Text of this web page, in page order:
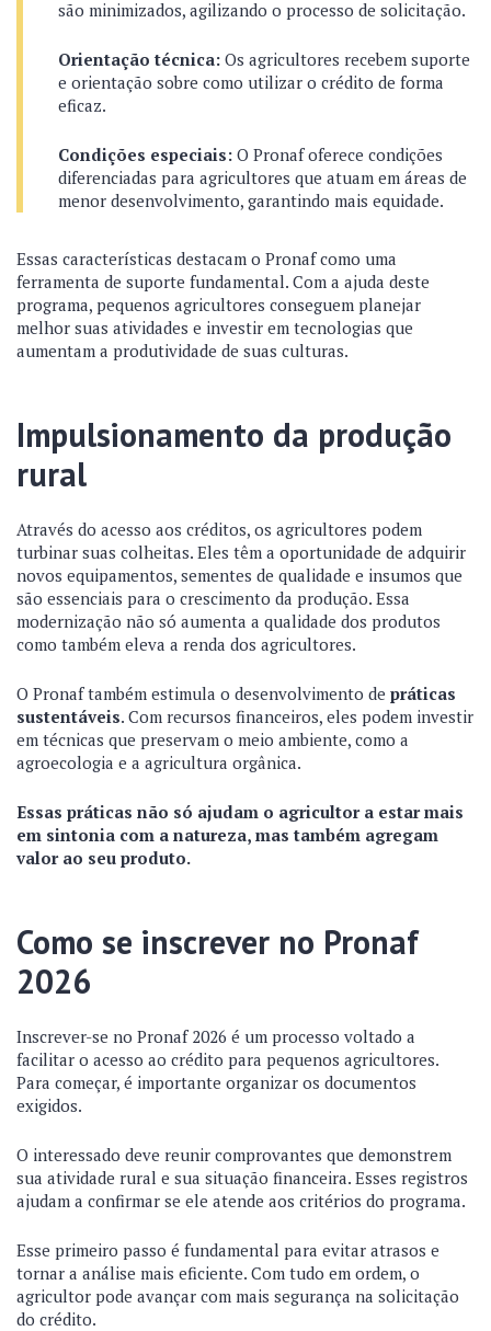
são minimizados, agilizando o processo de solicitação.
Orientação técnica: Os agricultores recebem suporte
e orientação sobre como utilizar o crédito de forma
eficaz.
Condições especiais: O Pronaf oferece condições
diferenciadas para agricultores que atuam em áreas de
menor desenvolvimento, garantindo mais equidade.
Essas características destacam o Pronaf como uma
ferramenta de suporte fundamental. Com a ajuda deste
programa, pequenos agricultores conseguem planejar
melhor suas atividades e investir em tecnologias que
aumentam a produtividade de suas culturas.
Impulsionamento da produção
rural
Através do acesso aos créditos, os agricultores podem
turbinar suas colheitas. Eles têm a oportunidade de adquirir
novos equipamentos, sementes de qualidade e insumos que
são essenciais para o crescimento da produção. Essa
modernização não só aumenta a qualidade dos produtos
como também eleva a renda dos agricultores.
O Pronaf também estimula o desenvolvimento de práticas
sustentáveis. Com recursos financeiros, eles podem investir
em técnicas que preservam o meio ambiente, como a
agroecologia e a agricultura orgânica.
Essas práticas não só ajudam o agricultor a estar mais
em sintonia com a natureza, mas também agregam
valor ao seu produto.
Como se inscrever no Pronaf
2026
Inscrever-se no Pronaf 2026 é um processo voltado a
facilitar o acesso ao crédito para pequenos agricultores.
Para começar, é importante organizar os documentos
exigidos.
O interessado deve reunir comprovantes que demonstrem
sua atividade rural e sua situação financeira. Esses registros
ajudam a confirmar se ele atende aos critérios do programa.
Esse primeiro passo é fundamental para evitar atrasos e
tornar a análise mais eficiente. Com tudo em ordem, o
agricultor pode avançar com mais segurança na solicitação
do crédito.